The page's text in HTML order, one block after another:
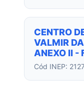
CENTRO
VALMIR
ANEXO II -
Cód INEP: